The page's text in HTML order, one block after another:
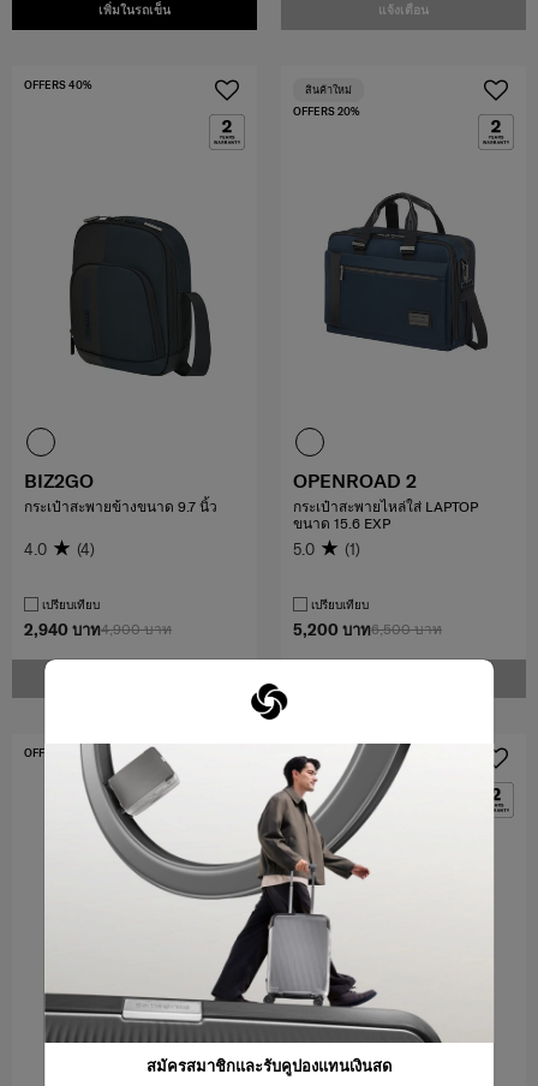
สมัครสมาชิกและรับคูปองแทนเงินสด
เพิ่มในรถเข็น แจ้งเตือน
4,900 บาท
2,940 บาท
OFFERS 40%
BIZ2GO
กระเป๋าสะพายข้างขนาด 9.7 นิ้ว
4.0 (4)
เปรียบเทียบ
6,500 บาท
5,200 บาท
OFFERS 20%
สินค้าใหม่
OPENROAD 2
กระเป๋าสะพายไหล่ใส่ LAPTOP
ขนาด 15.6 EXP
5.0 (1)
เปรียบเทียบ
OFFERS 40% OFFERS 40%